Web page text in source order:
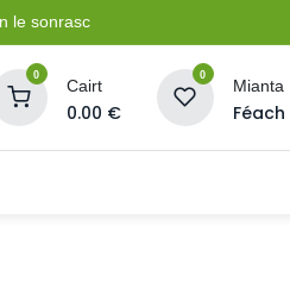
le sonrasc
0
Cairt
0.00 €
0
Mianta
Féach